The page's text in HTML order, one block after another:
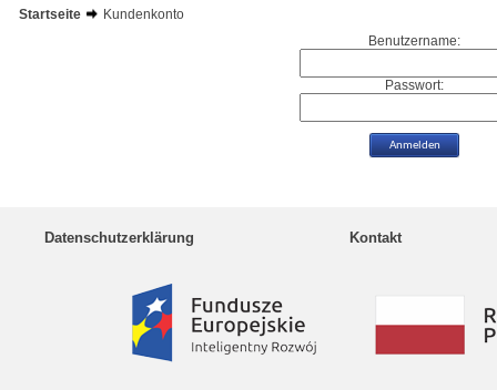
Startseite
Kundenkonto
Benutzername:
Passwort:
Datenschutzerklärung Kontakt